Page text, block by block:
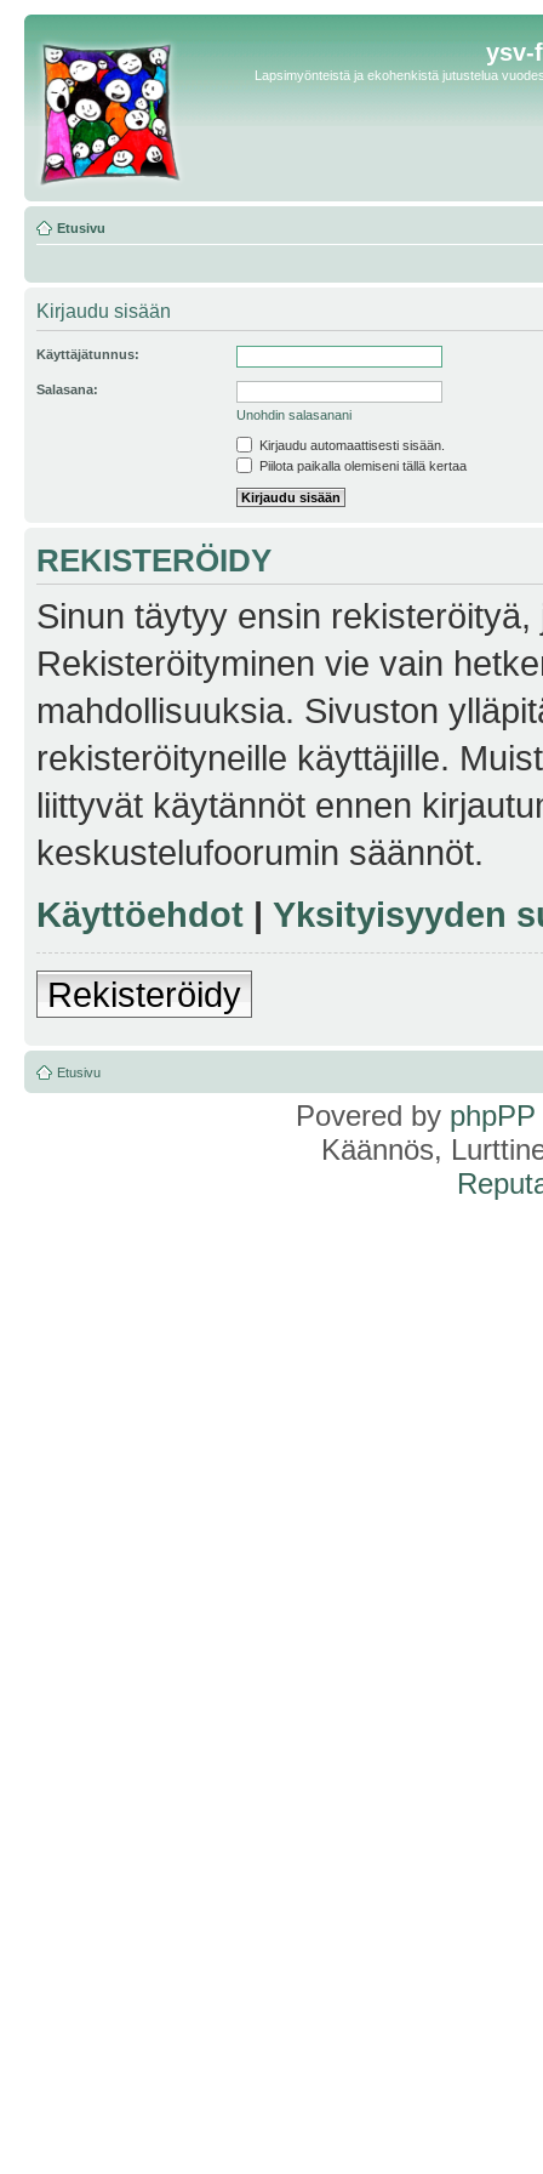
ysv-
Lapsimyönteistä ja ekohenkistä jutustelua
Etusivu
Kirjaudu sisään
Käyttäjätunnus:
Salasana:
Unohdin salasanani
Kirjaudu automaattisesti sisään.
Piilota paikalla olemiseni tällä kertaa
REKISTERÖIDY
Sinun täytyy ensin
Rekisteröityminen vie vain
mahdollisuuksia. Sivuston
rekisteröityneille käyttäjille.
liittyvät käytännöt ennen
keskustelufoorumin säännöt.
Käyttöehdot | Yksityisyyden
Rekisteröidy
Etusivu
Povered by phpPP
Käännös,